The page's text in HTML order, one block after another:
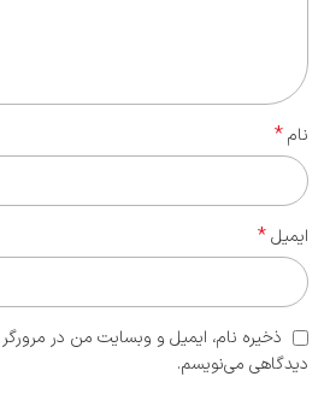
نام*
ایمیل*
ذخیره نام، ایمیل و وبسایت من در مرورگر
دیدگاهی می‌نویسم.